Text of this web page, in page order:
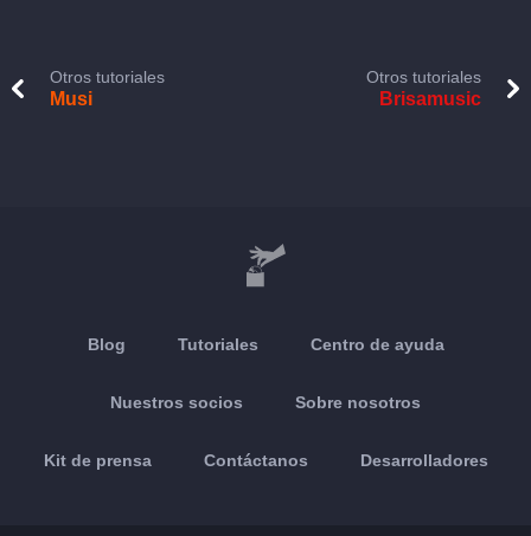
Otros tutoriales
Musi
Otros tutoriales
Brisamusic
Blog Tutoriales Centro de ayuda
Nuestros socios Sobre nosotros
Kit de prensa Contáctanos Desarrolladores